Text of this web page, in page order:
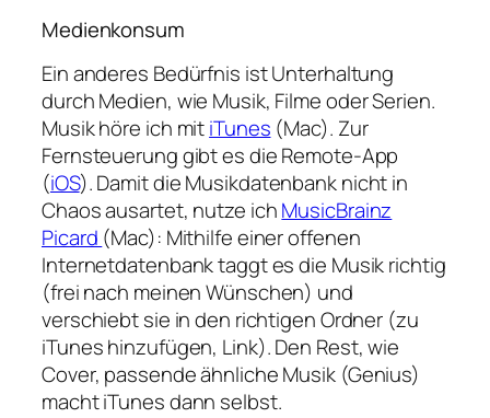
Medienkonsum
Ein anderes Bedürfnis ist Unterhaltung
durch Medien, wie Musik, Filme oder Serien.
Musik höre ich mitiTunes (Mac). Zur
Fernsteuerung gibt es die Remote-App
(iOS). Damit die Musikdatenbank nicht in
Chaos ausartet, nutze ichMusicBrainz
Picard (Mac): Mithilfe einer offenen
Internetdatenbank taggt es die Musik richtig
(frei nach meinen Wünschen) und
verschiebt sie in den richtigen Ordner (zu
iTunes hinzufügen, Link). Den Rest, wie
Cover, passende ähnliche Musik (Genius)
macht iTunes dann selbst.